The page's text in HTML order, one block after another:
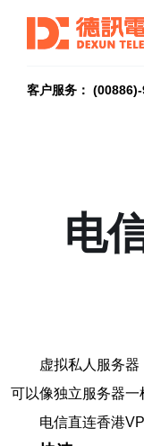
客户服务：
电
虚拟私人服务
可以像独立服务器一
电信直连香港